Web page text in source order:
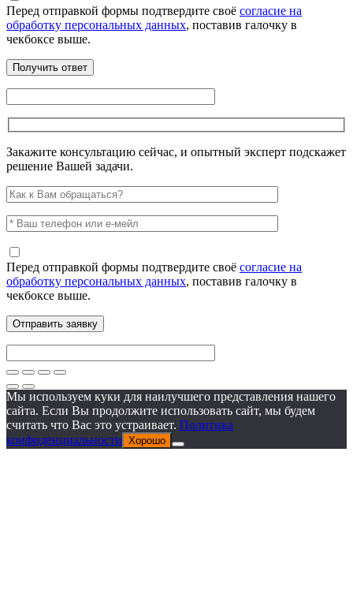
Перед отправкой формы подтвердите своё согласие на
обработку персональных данных, поставив галочку в
чекбоксе выше.
Закажите консультацию сейчас, и опытный эксперт подскажет
решение Вашей задачи.
Перед отправкой формы подтвердите своё согласие на
обработку персональных данных, поставив галочку в
чекбоксе выше.
Мы используем куки для наилучшего представления нашего
сайта. Если Вы продолжите использовать сайт, мы будем
считать что Вас это устраивает. Политика
конфиденциальности Хорошо